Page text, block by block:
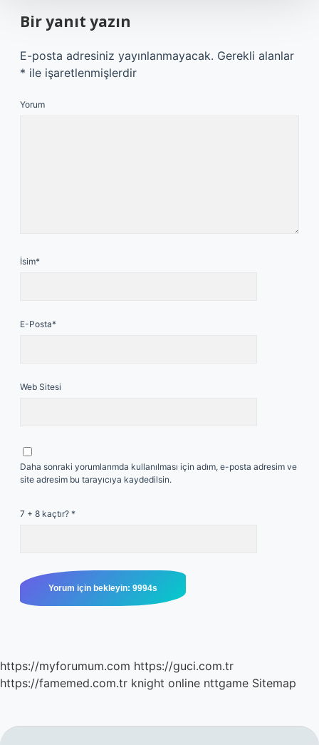
Bir yanıt yazın
E-posta adresiniz yayınlanmayacak. Gerekli alanlar
* ile işaretlenmişlerdir
Yorum
İsim*
E-Posta*
Web Sitesi
Daha sonraki yorumlarımda kullanılması için adım, e-posta adresim ve
site adresim bu tarayıcıya kaydedilsin.
7 + 8 kaçtır? *
https://myforumum.com https://guci.com.tr
https://famemed.com.tr knight online nttgame Sitemap